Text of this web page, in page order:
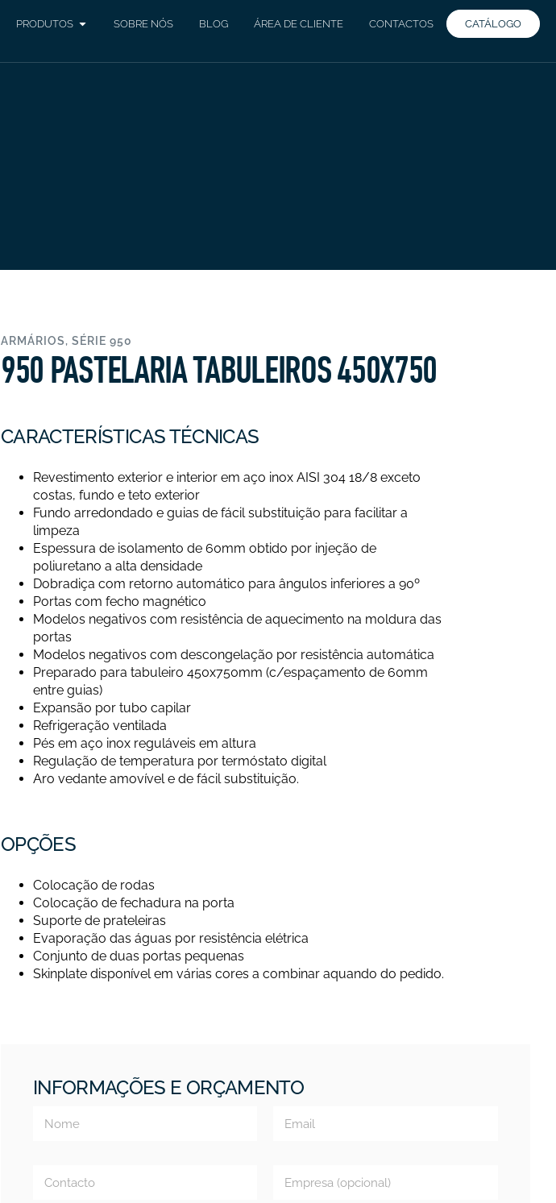
PRODUTOS SOBRE NÓS BLOG ÁREA DE CLIENTE CONTACTOS CATÁLOGO
ARMÁRIOS, SÉRIE 950
950 PASTELARIA TABULEIROS 450X750
CARACTERÍSTICAS TÉCNICAS
Revestimento exterior e interior em aço inox AISI 304 18/8 exceto
costas, fundo e teto exterior
Fundo arredondado e guias de fácil substituição para facilitar a
limpeza
Espessura de isolamento de 60mm obtido por injeção de
poliuretano a alta densidade
Dobradiça com retorno automático para ângulos inferiores a 90º
Portas com fecho magnético
Modelos negativos com resistência de aquecimento na moldura das
portas
Modelos negativos com descongelação por resistência automática
Preparado para tabuleiro 450x750mm (c/espaçamento de 60mm
entre guias)
Expansão por tubo capilar
Refrigeração ventilada
Pés em aço inox reguláveis em altura
Regulação de temperatura por termóstato digital
Aro vedante amovível e de fácil substituição.
OPÇÕES
Colocação de rodas
Colocação de fechadura na porta
Suporte de prateleiras
Evaporação das águas por resistência elétrica
Conjunto de duas portas pequenas
Skinplate disponível em várias cores a combinar aquando do pedido.
INFORMAÇÕES E ORÇAMENTO